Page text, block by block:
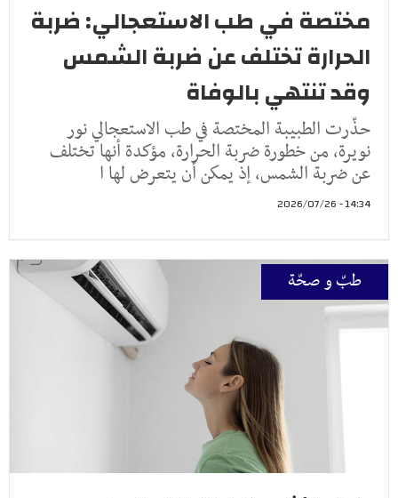
مختصة في طب الاستعجالي: ضربة
الحرارة تختلف عن ضربة الشمس
وقد تنتهي بالوفاة
حذّرت الطبيبة المختصة في طب الاستعجالي نور
نويرة، من خطورة ضربة الحرارة، مؤكدة أنها تختلف
عن ضربة الشمس، إذ يمكن أن يتعرض لها ا
14:34 - 2026/07/26
طبّ و صحّة